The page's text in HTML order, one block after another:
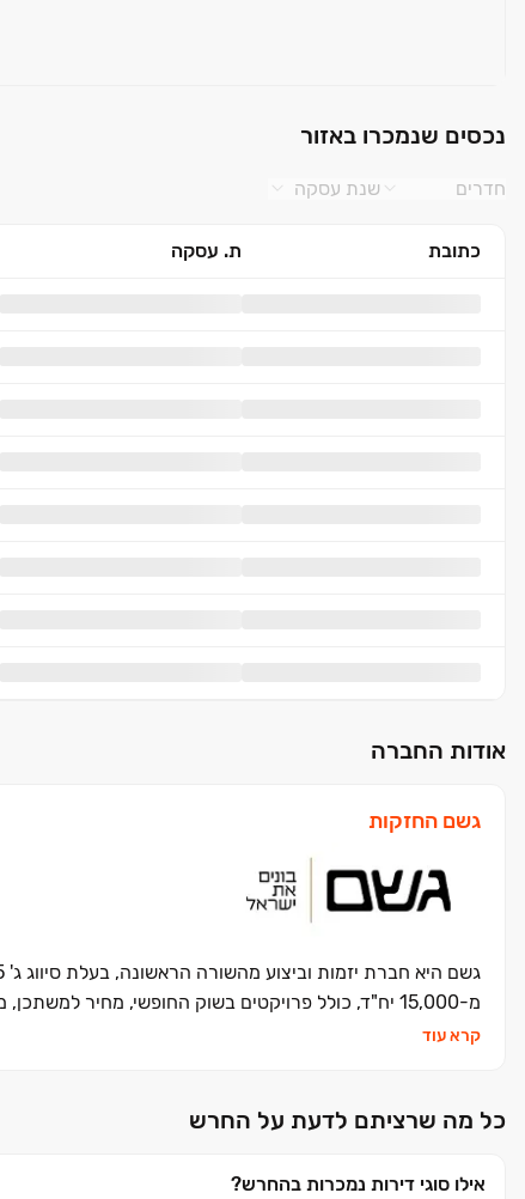
נכסים שנמכרו באזור
חדרים שנת עסקה
כתובת ת. עסקה
אודות החברה
גשם החזקות
מ-15,000 יח"ד, כולל פרויקטים בשוק החופשי, מחיר למשתכן, מחיר מופחת והתחום המתפתח של התחדשות עירונית.
קרא עוד
כל מה שרציתם לדעת על החרש
אילו סוגי דירות נמכרות בהחרש?